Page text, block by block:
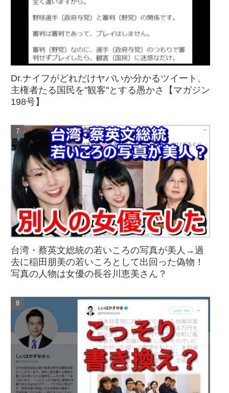
Dr.ナイフがどれだけヤバいか分かるツイート、
主権者たる国民を"観客"とする愚かさ【マガジン
198号】
台湾・蔡英文総統の若いころの写真が美人→過
去に稲田朋美の若いころとして出回った偽物！
写真の人物は女優の長谷川恵美さん？